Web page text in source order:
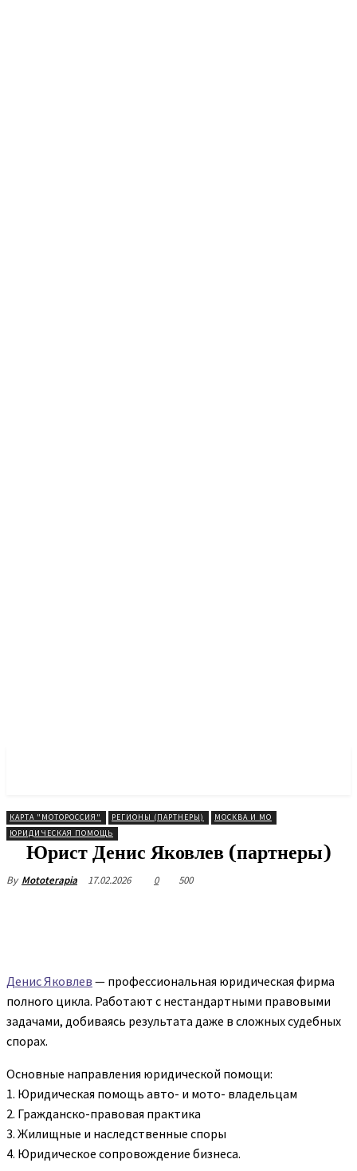
КАРТА "МОТОРОССИЯ" РЕГИОНЫ (ПАРТНЕРЫ)
МОСКВА И МО
ЮРИДИЧЕСКАЯ ПОМОЩЬ
Юрист Денис Яковлев (партнеры)
By Mototerapia 17.02.2026 0 500
Денис Яковлев — профессиональная юридическая фирма
полного цикла. Работают с нестандартными правовыми
задачами, добиваясь результата даже в сложных судебных
спорах.
Основные направления юридической помощи:
1. Юридическая помощь авто- и мото- владельцам
2. Гражданско-правовая практика
3. Жилищные и наследственные споры
4. Юридическое сопровождение бизнеса.